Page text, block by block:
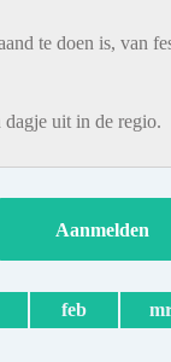
te doen is, van
uit in de regio.
Aanmelden
feb